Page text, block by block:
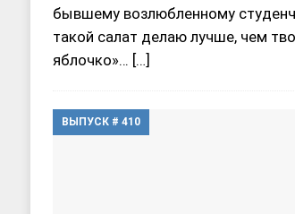
бывшему возлюбленному
такой салат делаю лучше, чем
яблочко»… […]
ВЫПУСК # 410